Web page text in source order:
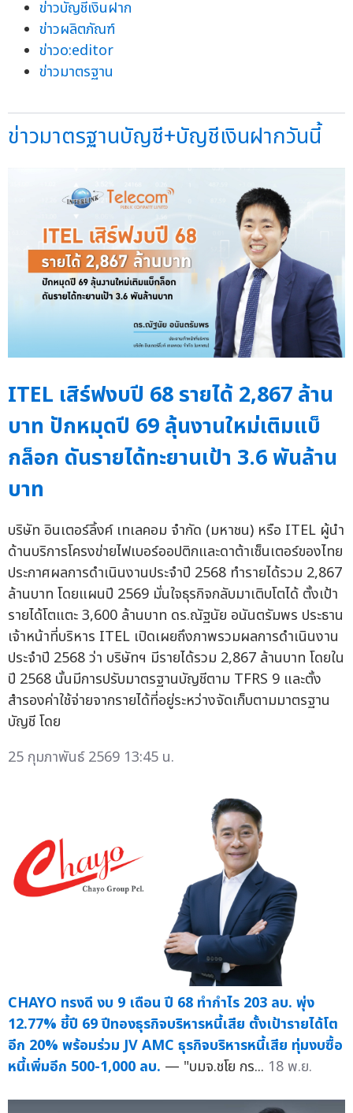
ข่าวบัญชีเงินฝาก
ข่าวผลิตภัณฑ์
ข่าวo:editor
ข่าวมาตรฐาน
ข่าวมาตรฐานบัญชี+บัญชีเงินฝากวันนี้
ITEL เสิร์ฟงบปี 68 รายได้ 2,867 ล้าน
บาท ปักหมุดปี 69 ลุ้นงานใหม่เติมแบ็
กล็อก ดันรายได้ทะยานเป้า 3.6 พันล้าน
บาท
บริษัท อินเตอร์ลิ้งค์ เทเลคอม จำกัด (มหาชน) หรือ ITEL ผู้นำ
ด้านบริการโครงข่ายไฟเบอร์ออปติกและดาต้าเซ็นเตอร์ของไทย
ประกาศผลการดำเนินงานประจำปี 2568 ทำรายได้รวม 2,867
ล้านบาท โดยแผนปี 2569 มั่นใจธุรกิจกลับมาเติบโตได้ ตั้งเป้า
รายได้โตแตะ 3,600 ล้านบาท ดร.ณัฐนัย อนันตรัมพร ประธาน
เจ้าหน้าที่บริหาร ITEL เปิดเผยถึงภาพรวมผลการดำเนินงาน
ประจำปี 2568 ว่า บริษัทฯ มีรายได้รวม 2,867 ล้านบาท โดยใน
ปี 2568 นั้นมีการปรับมาตรฐานบัญชีตาม TFRS 9 และตั้ง
สำรองค่าใช้จ่ายจากรายได้ที่อยู่ระหว่างจัดเก็บตามมาตรฐาน
บัญชี โดย
25 กุมภาพันธ์ 2569 13:45 น.
CHAYO ทรงดี งบ 9 เดือน ปี 68 ทำกำไร 203 ลบ. พุ่ง
12.77% ชี้ปี 69 ปีทองธุรกิจบริหารหนี้เสีย ตั้งเป้ารายได้โต
อีก 20% พร้อมร่วม JV AMC ธุรกิจบริหารหนี้เสีย ทุ่มงบซื้อ
หนี้เพิ่มอีก 500-1,000 ลบ. — "บมจ.ชโย กร... 18 พ.ย.